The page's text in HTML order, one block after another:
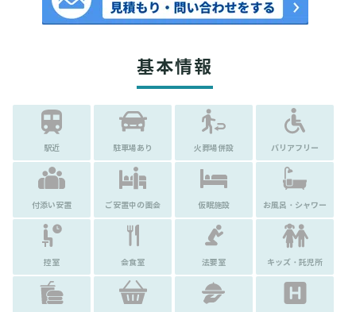
基本情報
駅近 駐車場あり 火葬場併設 バリアフリー
付添い安置 ご安置中の面会 仮眠施設 お風呂・シャワー
控室 会食室 法要室 キッズ・託児所